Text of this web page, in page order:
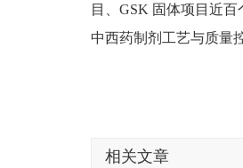
目、GSK 固体项目近
中西药制剂工艺与质量
相关文章